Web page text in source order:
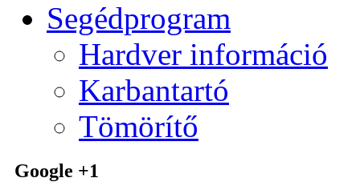
Segédprogram
Hardver információ
Karbantartó
Tömörítő
Google +1